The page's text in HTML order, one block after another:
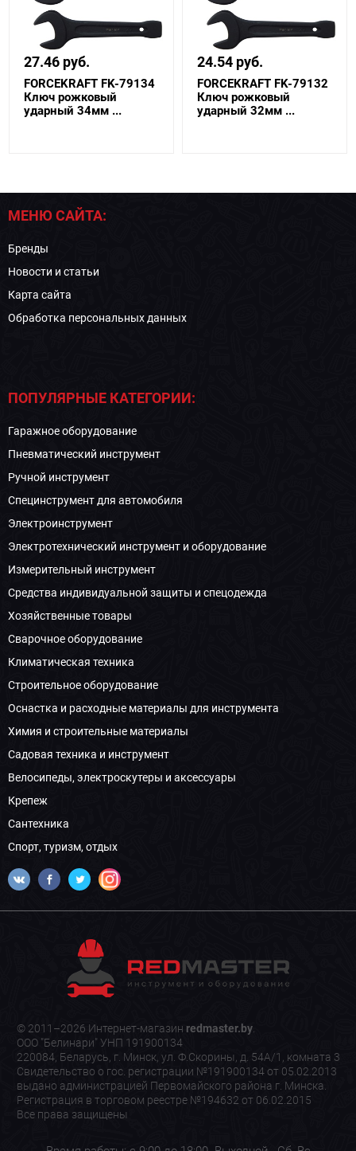
27.46 руб.
FORCEKRAFT FK-79134
Ключ рожковый
ударный 34мм ...
24.54 руб.
FORCEKRAFT FK-79132
Ключ рожковый
ударный 32мм ...
МЕНЮ САЙТА:
Бренды
Новости и статьи
Карта сайта
Обработка персональных данных
ПОПУЛЯРНЫЕ КАТЕГОРИИ:
Гаражное оборудование
Пневматический инструмент
Ручной инструмент
Специнструмент для автомобиля
Электроинструмент
Электротехнический инструмент и оборудование
Измерительный инструмент
Средства индивидуальной защиты и спецодежда
Хозяйственные товары
Сварочное оборудование
Климатическая техника
Строительное оборудование
Оснастка и расходные материалы для инструмента
Химия и строительные материалы
Садовая техника и инструмент
Велосипеды, электроскутеры и аксессуары
Крепеж
Сантехника
Спорт, туризм, отдых
© 2011–2026 Интернет-магазин redmaster.by.
ООО "Белинари" УНП 191900134
220084, Беларусь, г. Минск, ул. Ф.Скорины, д. 54А/1, комната 3
Свидетельство о гос. регистрации №191900134 от 05.02.2013
выдано администрацией Первомайского района г. Минска.
Регистрация в торговом реестре №194632 от 06.02.2015
Все права защищены